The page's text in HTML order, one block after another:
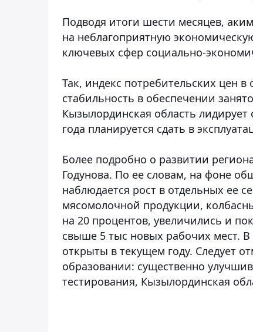
Подводя итоги шести месяцев,
на неблагоприятную
ключевых сфер социально-
Так, индекс потребительских цен
стабильность в обеспечении
Кызылординская область
года планируется сдать в
Более подробно о развитии
Годунова. По ее словам, на фоне
наблюдается рост в отдельных ее
мясомолочной продукции,
на 20 процентов, увеличились и
свыше 5 тыс новых рабочих мест. В
открыты в текущем году. Следует
образовании: существенно
тестирования, Кызылординская